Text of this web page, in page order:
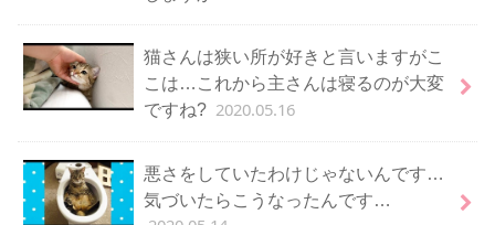
猫さんは狭い所が好きと言いますがこ
こは…これから主さんは寝るのが大変
ですね? 2020.05.16
悪さをしていたわけじゃないんです…
気づいたらこうなったんです…